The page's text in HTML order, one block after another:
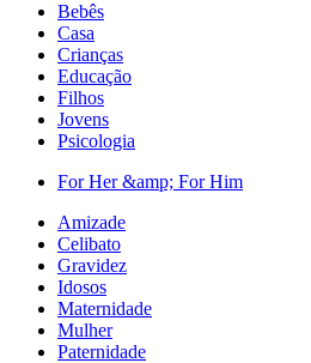
Bebês
Casa
Crianças
Educação
Filhos
Jovens
Psicologia
For Her &amp; For Him
Amizade
Celibato
Gravidez
Idosos
Maternidade
Mulher
Paternidade